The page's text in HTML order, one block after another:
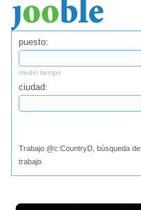
puesto:
medio tiempo
ciudad:
Trabajo @c:CountryD, búsqueda de
trabajo